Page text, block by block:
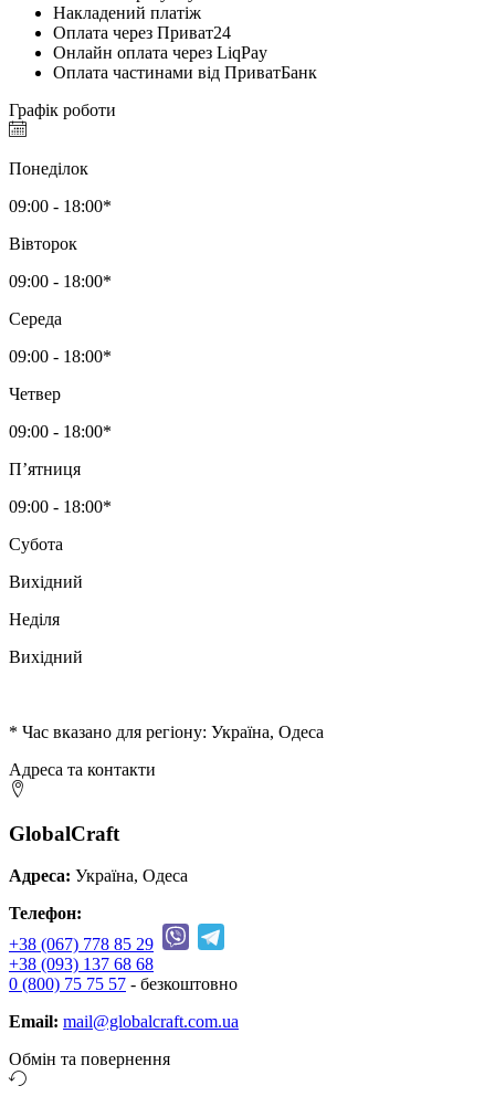
Накладений платіж
Оплата через Приват24
Онлайн оплата через LiqPay
Оплата частинами від ПриватБанк
Графік роботи
Понеділок
09:00 - 18:00*
Вівторок
09:00 - 18:00*
Середа
09:00 - 18:00*
Четвер
09:00 - 18:00*
Пʼятниця
09:00 - 18:00*
Субота
Вихідний
Неділя
Вихідний
* Час вказано для регіону: Україна, Одеса
Адреса та контакти
GlobalCraft
Адреса: Україна, Одеса
Телефон:
+38 (067) 778 85 29
+38 (093) 137 68 68
0 (800) 75 75 57 - безкоштовно
Email: mail@globalcraft.com.ua
Обмін та повернення